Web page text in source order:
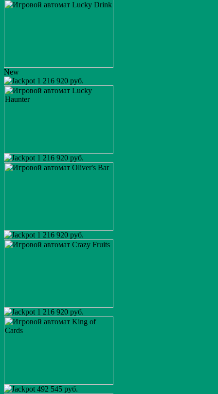
New
1 216 920 руб.
1 216 920 руб.
1 216 920 руб.
1 216 920 руб.
492 545 руб.